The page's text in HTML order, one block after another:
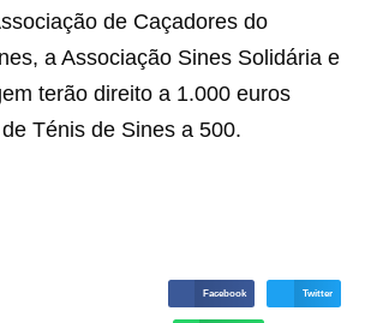
de Caçadores do
a Associação Sines Solidária e
terão direito a 1.000 euros
Ténis de Sines a 500.
Facebook Twitter